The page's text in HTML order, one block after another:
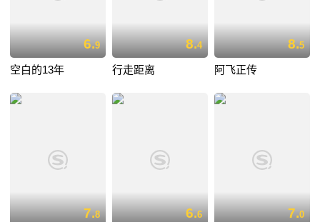
6.9
空白的13年
8.4
行走距离
8.5
阿飞正传
7.8 6.6 7.0